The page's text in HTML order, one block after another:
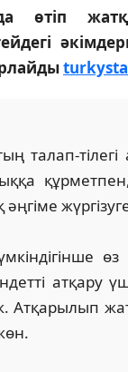
өтіп
талап-тілегі
жүргізуге
атқару
Атқарылып